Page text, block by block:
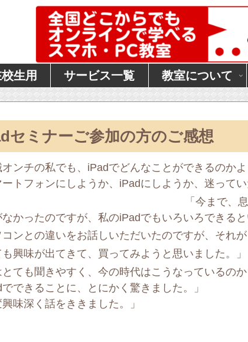
生用 サービス一覧 教室について
セミナーご参加の方のご感想
オンチの私でも、iPadでどんなことができるのか
ートフォンにしようか、iPadにしようか、迷って
「今まで、
なかったのですが、私のiPadでもいろいろできる
コンとの違いをお話しいただいたのですが、それ
も興味が出てきて、買ってみようと思いました。」
とても聞きやすく、今の時代はこうなっているのか
でできることに、とにかく驚きました。」
興味深く話をききました。」